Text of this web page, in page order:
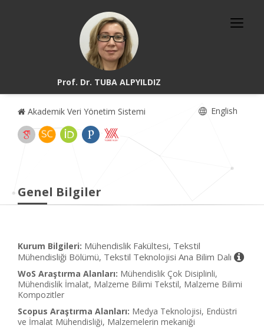
Prof. Dr. TUBA ALPYILDIZ
Akademik Veri Yönetim Sistemi English
Genel Bilgiler
Kurum Bilgileri: Mühendislik Fakültesi, Tekstil
Mühendisliği Bölümü, Tekstil Teknolojisi Ana Bilim Dalı
WoS Araştırma Alanları: Mühendislik Çok Disiplinli,
Mühendislik İmalat, Malzeme Bilimi Tekstil, Malzeme Bilimi
Kompozitler
Scopus Araştırma Alanları: Medya Teknolojisi, Endüstri
ve İmalat Mühendisliği, Malzemelerin mekaniği